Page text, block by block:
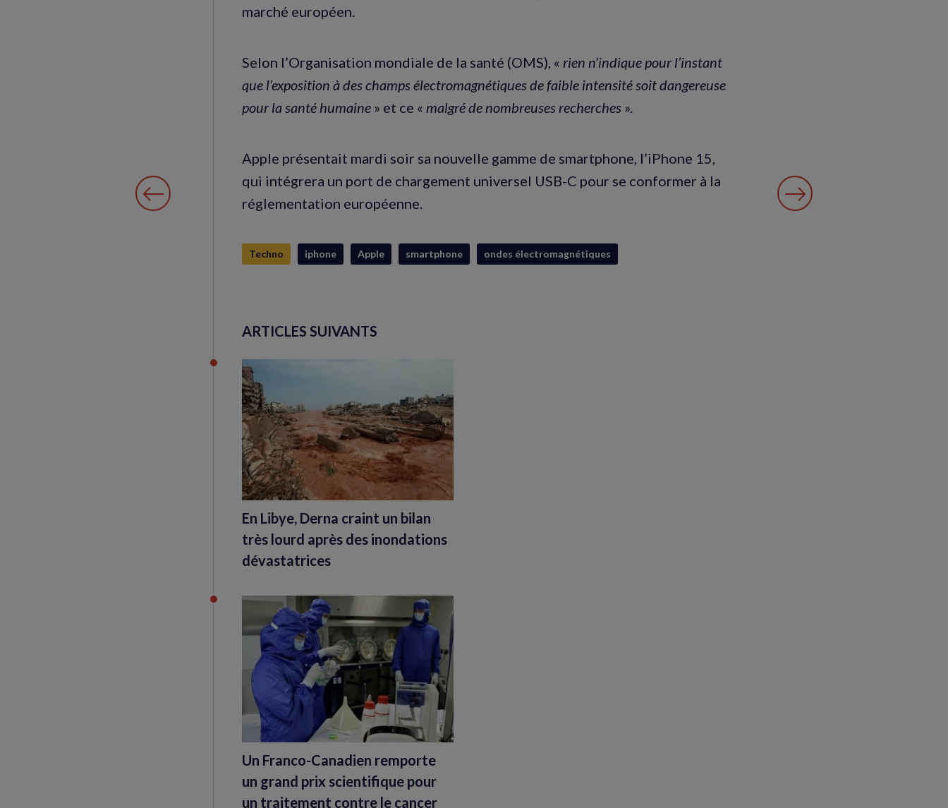
marché européen.
Selon l’Organisation mondiale de la santé (OMS), « rien n’indique pour l’instant
que l’exposition à des champs électromagnétiques de faible intensité soit dangereuse
pour la santé humaine » et ce « malgré de nombreuses recherches ».
Apple présentait mardi soir sa nouvelle gamme de smartphone, l’iPhone 15,
qui intégrera un port de chargement universel USB-C pour se conformer à la
réglementation européenne.
Techno iphone Apple smartphone ondes électromagnétiques
ARTICLES SUIVANTS
En Libye, Derna craint un bilan
très lourd après des inondations
dévastatrices
Un Franco-Canadien remporte
un grand prix scientifique pour
un traitement contre le cancer